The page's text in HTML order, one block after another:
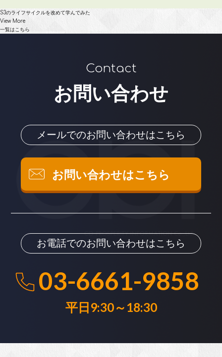
S3のライフサイクルを改めて学んでみた
View More
一覧はこちら
Contact
お問い合わせ
メールでのお問い合わせはこちら
お問い合わせはこちら
お電話でのお問い合わせはこちら
03-6661-9858
平日9:30～18:30